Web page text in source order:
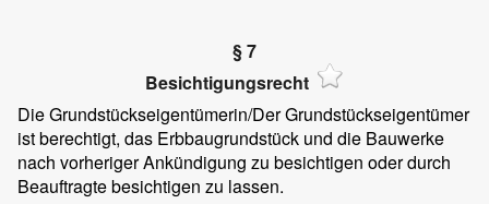
§ 7
Besichtigungsrecht
Die Grundstückseigentümerin/Der Grundstückseigentümer
ist berechtigt, das Erbbaugrundstück und die Bauwerke
nach vorheriger Ankündigung zu besichtigen oder durch
Beauftragte besichtigen zu lassen.